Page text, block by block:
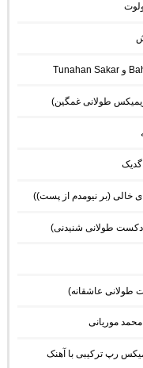
گدیک
خالی (بر نیومدم از پست))
رپ ترکیبی با آهنک